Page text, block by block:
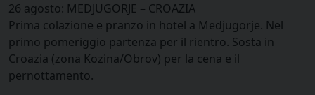
26 agosto: MEDJUGORJE – CROAZIA
Prima colazione e pranzo in hotel a Medjugorje. Nel
primo pomeriggio partenza per il rientro. Sosta in
Croazia (zona Kozina/Obrov) per la cena e il
pernottamento.